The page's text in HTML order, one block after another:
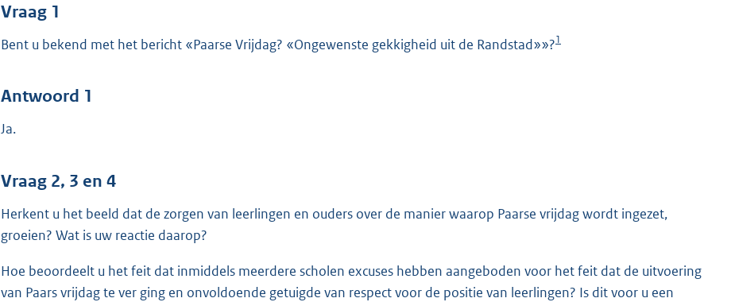
e
Vraag 1
Bent u bekend met het bericht «Paarse Vrijdag? «Ongewenste gekkigheid uit de Randstad»»?1
Antwoord 1
Ja.
Vraag 2, 3 en 4
Herkent u het beeld dat de zorgen van leerlingen en ouders over de manier waarop Paarse vrijdag wordt ingezet,
groeien? Wat is uw reactie daarop?
Hoe beoordeelt u het feit dat inmiddels meerdere scholen excuses hebben aangeboden voor het feit dat de uitvoering
van Paars vrijdag te ver ging en onvoldoende getuigde van respect voor de positie van leerlingen? Is dit voor u een